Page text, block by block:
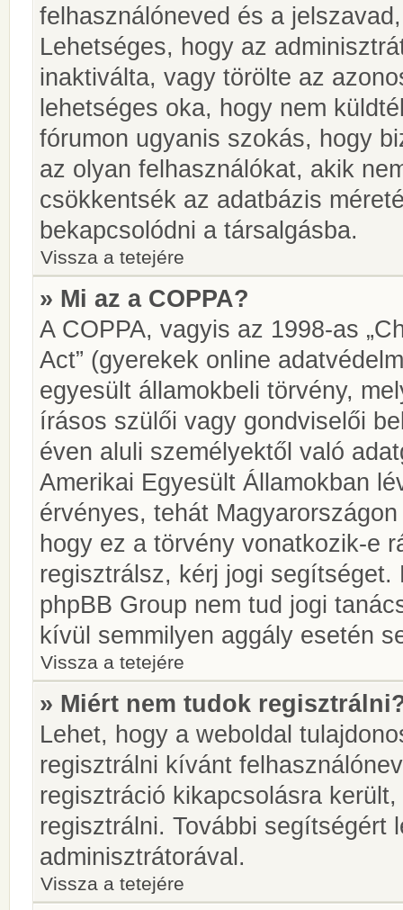
felhasználóneved és a
Lehetséges, hogy az
inaktiválta, vagy törölte az
lehetséges oka, hogy nem
fórumon ugyanis szokás, hogy
az olyan felhasználókat, akik
csökkentsék az adatbázis
bekapcsolódni a társalgásba.
Vissza a tetejére
» Mi az a COPPA?
A COPPA, vagyis az 1998-as
Act” (gyerekek online
egyesült államokbeli törvény,
írásos szülői vagy gondviselői
éven aluli személyektől való
Amerikai Egyesült Államokban
érvényes, tehát
hogy ez a törvény vonatkozik-e
regisztrálsz, kérj jogi
phpBB Group nem tud jogi
kívül semmilyen aggály esetén
Vissza a tetejére
» Miért nem tudok
Lehet, hogy a weboldal
regisztrálni kívánt
regisztráció kikapcsolásra
regisztrálni. További segítségért
adminisztrátorával.
Vissza a tetejére